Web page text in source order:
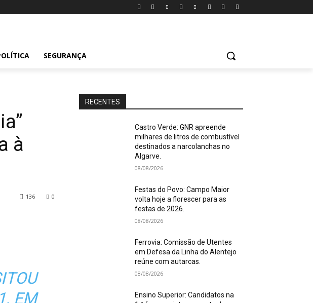
SEGURANÇA
à
0
136
EM
RECENTES
Castro Verde: GNR apreende
milhares de litros de combustível
destinados a narcolanchas no
Algarve.
08/08/2026
Festas do Povo: Campo Maior
volta hoje a florescer para as
festas de 2026.
08/08/2026
Ferrovia: Comissão de Utentes
em Defesa da Linha do Alentejo
reúne com autarcas.
08/08/2026
Ensino Superior: Candidatos na